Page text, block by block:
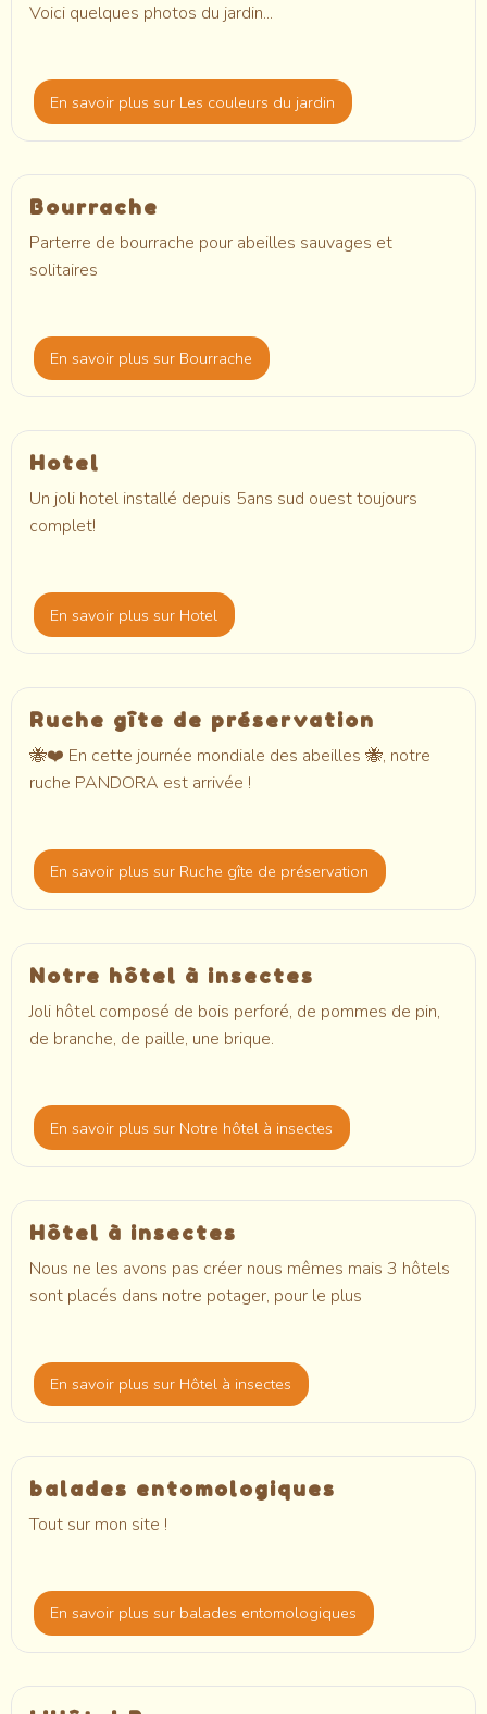
Voici quelques photos du jardin...
En savoir plussur Les couleurs du jardin
Bourrache
Parterre de bourrache pour abeilles sauvages et
solitaires
En savoir plussur Bourrache
Hotel
Un joli hotel installé depuis 5ans sud ouest toujours
complet!
En savoir plussur Hotel
Ruche gîte de préservation
🐝❤️ En cette journée mondiale des abeilles 🐝, notre
ruche PANDORA est arrivée !
En savoir plussur Ruche gîte de préservation
Notre hôtel à insectes
Joli hôtel composé de bois perforé, de pommes de pin,
de branche, de paille, une brique.
En savoir plussur Notre hôtel à insectes
Hôtel à insectes
Nous ne les avons pas créer nous mêmes mais 3 hôtels
sont placés dans notre potager, pour le plus
En savoir plussur Hôtel à insectes
balades entomologiques
Tout sur mon site !
En savoir plussur balades entomologiques